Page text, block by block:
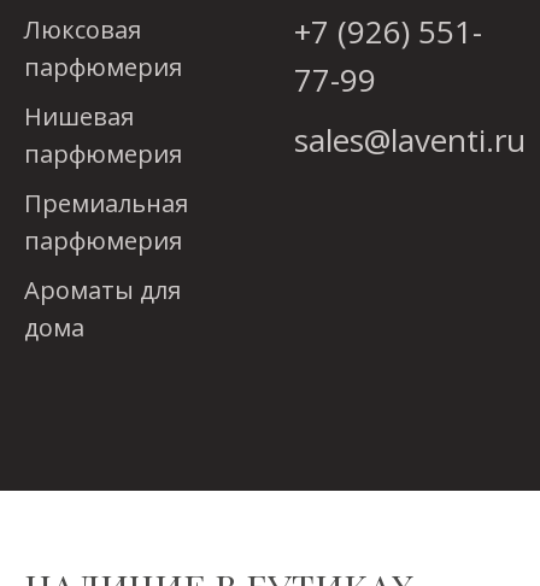
Люксовая
парфюмерия
Нишевая
парфюмерия
Премиальная
парфюмерия
Ароматы для
дома
+7 (926) 551-
77-99
sales@laventi.ru